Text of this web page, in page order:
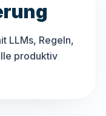
LLMs, Regeln,
produktiv